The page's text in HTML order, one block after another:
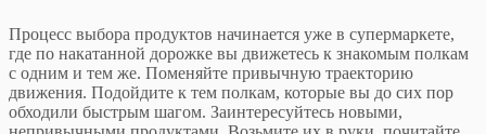
Процесс выбора продуктов начинается уже в супермаркете,
где по накатанной дорожке вы движетесь к знакомым полкам
с одним и тем же. Поменяйте привычную траекторию
движения. Подойдите к тем полкам, которые вы до сих пор
обходили быстрым шагом. Заинтересуйтесь новыми,